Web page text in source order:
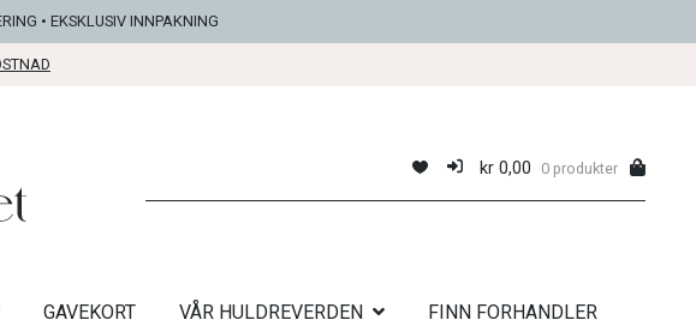
• EKSKLUSIV INNPAKNING
kr0,00 0 produkter
GAVEKORT VÅR HULDREVERDEN FINN FORHANDLER